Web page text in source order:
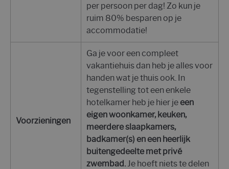
per persoon per dag! Zo kun je
ruim 80% besparen op je
accommodatie!
Voorzieningen
Ga je voor een compleet
vakantiehuis dan heb je alles voor
handen wat je thuis ook. In
tegenstelling tot een enkele
hotelkamer heb je hier jeeen
eigen woonkamer, keuken,
meerdere slaapkamers,
badkamer(s) en een heerlijk
buitengedeelte met privé
zwembad. Je hoeft niets te delen